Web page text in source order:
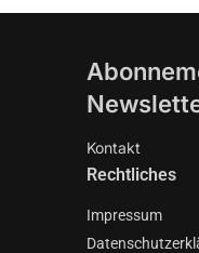
Kontakt
Rechtliches
Impressum